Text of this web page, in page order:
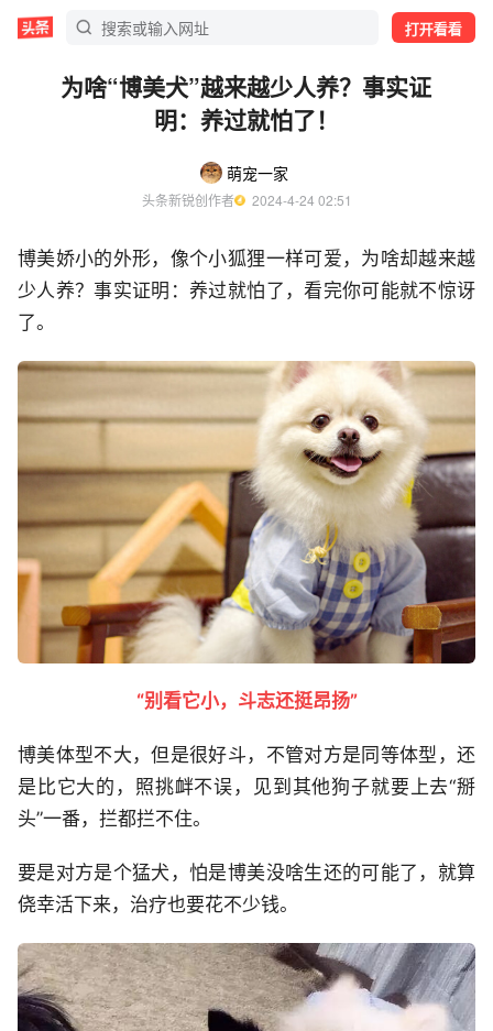
打开看看
为啥“博美犬”越来越少人养？事实证
明：养过就怕了！
萌宠一家
头条新锐创作者
  2024-4-24 02:51
博美娇小的外形，像个小狐狸一样可爱，为啥却越来越
少人养？事实证明：养过就怕了，看完你可能就不惊讶
了。
“别看它小，斗志还挺昂扬”
博美体型不大，但是很好斗，不管对方是同等体型，还
是比它大的，照挑衅不误，见到其他狗子就要上去“掰
头”一番，拦都拦不住。
要是对方是个猛犬，怕是博美没啥生还的可能了，就算
侥幸活下来，治疗也要花不少钱。